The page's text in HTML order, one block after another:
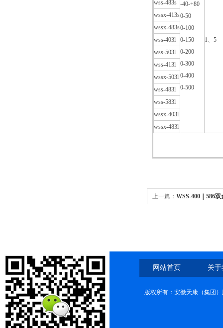
-40-+80
0-50
0-100
0-150
0-200
0-300
0-400
0-500
1、5
wss-483s
wssx-413s
wssx-483s
wss-403l
wss-503l
wss-413l
wssx-503l
wss-483l
wss-583l
wssx-403l
wssx-483l
上一篇： WSS-400｜586
网站首页 关
版权所有：安徽天康（集团